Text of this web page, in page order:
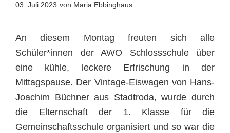
03. Juli 2023 von Maria Ebbinghaus
An diesem Montag freuten sich alle
Schüler*innen der AWO Schlossschule über
eine kühle, leckere Erfrischung in der
Mittagspause. Der Vintage-Eiswagen von Hans-
Joachim Büchner aus Stadtroda, wurde durch
die Elternschaft der 1. Klasse für die
Gemeinschaftsschule organisiert und so war die